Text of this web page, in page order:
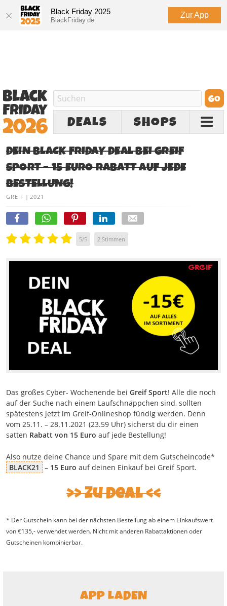
Black Friday 2025
BlackFriday.de
Zur App
DEALS SHOPS
DEIN BLACK FRIDAY DEAL BEI GREIF
SPORT – 15 EURO RABATT AUF JEDE
BESTELLUNG!
GREIF | 2021
5/5 2 Stimmen
Das großes Cyber- Wochenende bei Greif Sport! Alle die noch
auf der Suche nach einem Laufschnäppchen sind, sollten
spätestens jetzt im Greif-Onlineshop fündig werden. Denn
vom 25.11. – 28.11.2021 (23.59 Uhr) sicherst du dir einen
satten Rabatt von 15 Euro auf jede Bestellung!
Also nutze deine Chance und Spare mit dem Gutscheincode*
BLACK21
– 15 Euro auf deinen Einkauf bei Greif Sport.
Zu Deal
* Der Gutschein kann bei der nächsten Bestellung ab einem Einkaufswert
von €135,- verwendet werden. Nicht mit anderen Rabattaktionen oder
Gutscheinen kombinierbar.
APP LADEN